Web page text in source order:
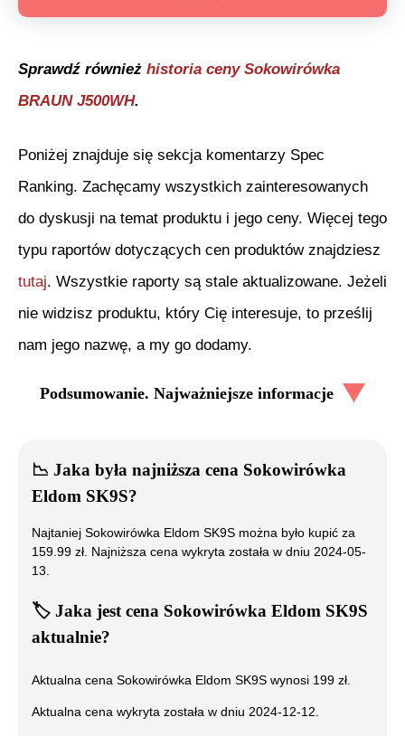
Sprawdź również historia ceny Sokowirówka
BRAUN J500WH.
Poniżej znajduje się sekcja komentarzy Spec
Ranking. Zachęcamy wszystkich zainteresowanych
do dyskusji na temat produktu i jego ceny. Więcej tego
typu raportów dotyczących cen produktów znajdziesz
tutaj. Wszystkie raporty są stale aktualizowane. Jeżeli
nie widzisz produktu, który Cię interesuje, to prześlij
nam jego nazwę, a my go dodamy.
Podsumowanie. Najważniejsze informacje
📉 Jaka była najniższa cena Sokowirówka
Eldom SK9S?
Najtaniej Sokowirówka Eldom SK9S można było kupić za
159.99 zł. Najniższa cena wykryta została w dniu 2024-05-
13
🏷️ Jaka jest cena Sokowirówka Eldom SK9S
aktualnie?
Aktualna cena Sokowirówka Eldom SK9S wynosi 199 zł.
Aktualna cena wykryta została w dniu 2024-12-12